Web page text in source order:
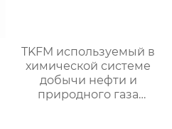
TKFM используемый в
химической системе
добычи нефти и
природного газа